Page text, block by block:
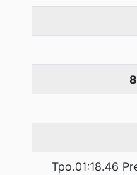
Tpo.01:18.46